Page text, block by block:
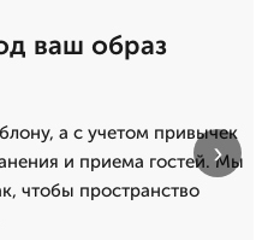
ваш образ
а с учетом привычек
и приема гостей. Мы
чтобы пространство
›